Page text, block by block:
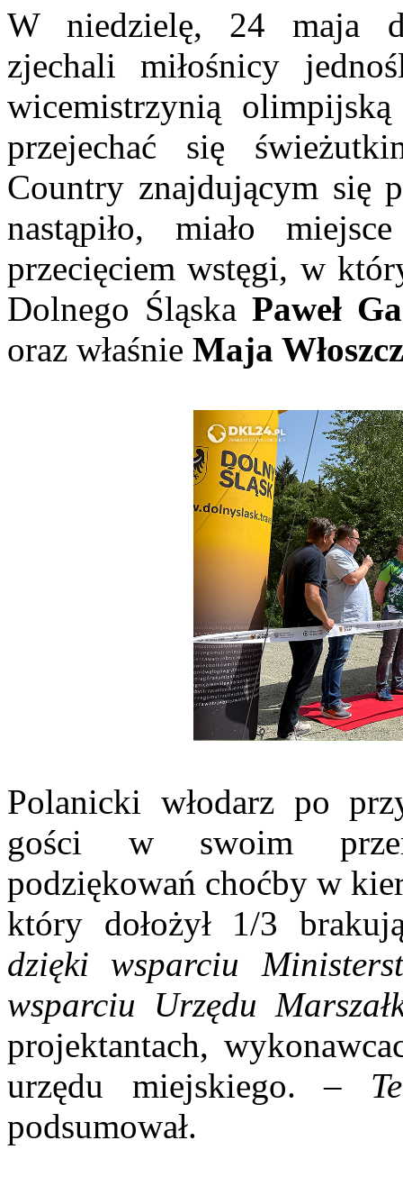
W niedzielę, 24 maja
zjechali miłośnicy
wicemistrzynią
przejechać się
Country znajdującym się
nastąpiło, miało
przecięciem wstęgi, w
Dolnego Śląska Paweł
oraz właśnie Maja
Polanicki włodarz po
gości w swoim
podziękowań choćby w
który dołożył 1/3
dzięki wsparciu
wsparciu Urzędu
projektantach,
urzędu miejskiego. –
podsumował.